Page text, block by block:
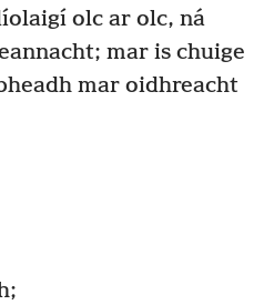
olc ar olc, ná
mar is chuige
mar oidhreacht